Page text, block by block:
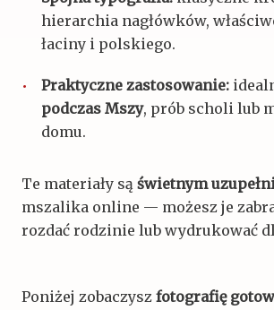
hierarchia nagłówków,
łaciny i polskiego.
Praktyczne zastosowanie:
podczas Mszy, prób scholi lub
domu.
Te materiały są świetnym
mszalika online — możesz je
rozdać rodzinie lub wydrukować
Poniżej zobaczysz fotografię